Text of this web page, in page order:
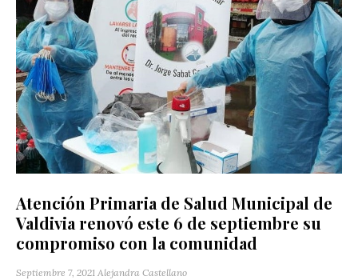
Atención Primaria de Salud Municipal de
Valdivia renovó este 6 de septiembre su
compromiso con la comunidad
Septiembre 7, 2021 Alejandra Castellano